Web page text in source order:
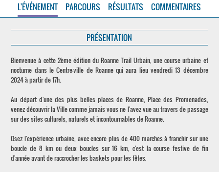
L'ÉVÉNEMENT PARCOURS RÉSULTATS COMMENTAIRES
PRÉSENTATION
Bienvenue à cette 2ème édition du Roanne Trail Urbain, une course urbaine et
nocturne dans le Centre-ville de Roanne qui aura lieu vendredi 13 décembre
2024 à partir de 17h.
Au départ d'une des plus belles places de Roanne, Place des Promenades,
venez découvrir la Ville comme jamais vous ne l'avez vue au travers de passage
sur des sites culturels, naturels et incontournables de Roanne.
Osez l'expérience urbaine, avec encore plus de 400 marches à franchir sur une
boucle de 8 km ou deux boucles sur 16 km, c'est la course festive de fin
d'année avant de raccrocher les baskets pour les fêtes.